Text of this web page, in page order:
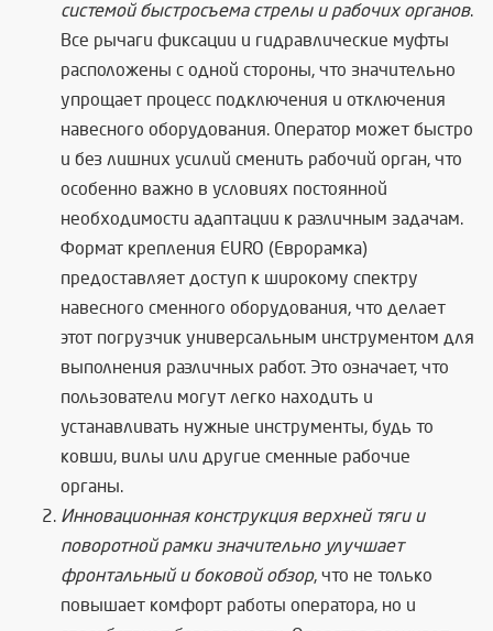
системой быстросъема стрелы и рабочих органов.
Все рычаги фиксации и гидравлические муфты
расположены с одной стороны, что значительно
упрощает процесс подключения и отключения
навесного оборудования. Оператор может быстро
и без лишних усилий сменить рабочий орган, что
особенно важно в условиях постоянной
необходимости адаптации к различным задачам.
Формат крепления EURO (Еврорамка)
предоставляет доступ к широкому спектру
навесного сменного оборудования, что делает
этот погрузчик универсальным инструментом для
выполнения различных работ. Это означает, что
пользователи могут легко находить и
устанавливать нужные инструменты, будь то
ковши, вилы или другие сменные рабочие
органы.
Инновационная конструкция верхней тяги и
поворотной рамки значительно улучшает
фронтальный и боковой обзор, что не только
повышает комфорт работы оператора, но и